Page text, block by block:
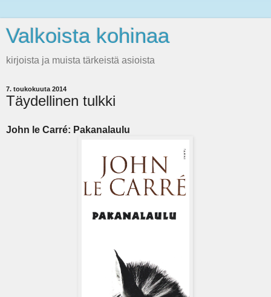
Valkoista kohinaa
kirjoista ja muista tärkeistä asioista
7. toukokuuta 2014
Täydellinen tulkki
John le Carré: Pakanalaulu